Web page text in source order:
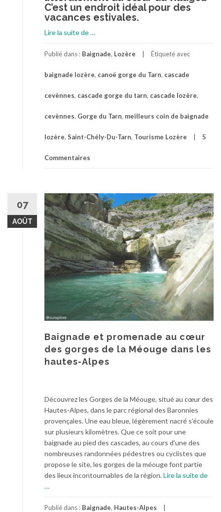
C’est un endroit idéal pour des
vacances estivales.
Lire la suite de
Chely-
Tarn,
des
coins
baignade
…
Publié dans : Baignade, Lozère Étiqueté avec
baignade lozère, canoë gorge du Tarn, cascade
cevènnes, cascade gorge du tarn, cascade lozère,
cevènnes, Gorge du Tarn, meilleurs coin de baignade
lozère, Saint-Chély-Du-Tarn, Tourisme Lozère 5
Commentaires
07
AOÛT
Baignade et promenade au cœur
des gorges de la Méouge dans les
hautes-Alpes
Découvrez les Gorges de la Méouge, situé au cœur des
Hautes-Alpes, dans le parc régional des Baronnies
provençales. Une eau bleue, légèrement nacré s’écoule
sur plusieurs kilomètres. Que ce soit pour une
baignade au pied des cascades, au cours d’une des
nombreuses randonnées pédestres ou cyclistes que
propose le site, les gorges de la méouge font partie
des lieux incontournables de la région.Lire la suite deà
…
Publié dans : Baignade, Hautes-Alpes